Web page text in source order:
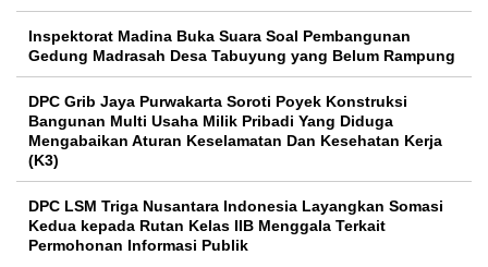
Inspektorat Madina Buka Suara Soal Pembangunan
Gedung Madrasah Desa Tabuyung yang Belum Rampung
DPC Grib Jaya Purwakarta Soroti Poyek Konstruksi
Bangunan Multi Usaha Milik Pribadi Yang Diduga
Mengabaikan Aturan Keselamatan Dan Kesehatan Kerja
(K3)
DPC LSM Triga Nusantara Indonesia Layangkan Somasi
Kedua kepada Rutan Kelas IIB Menggala Terkait
Permohonan Informasi Publik